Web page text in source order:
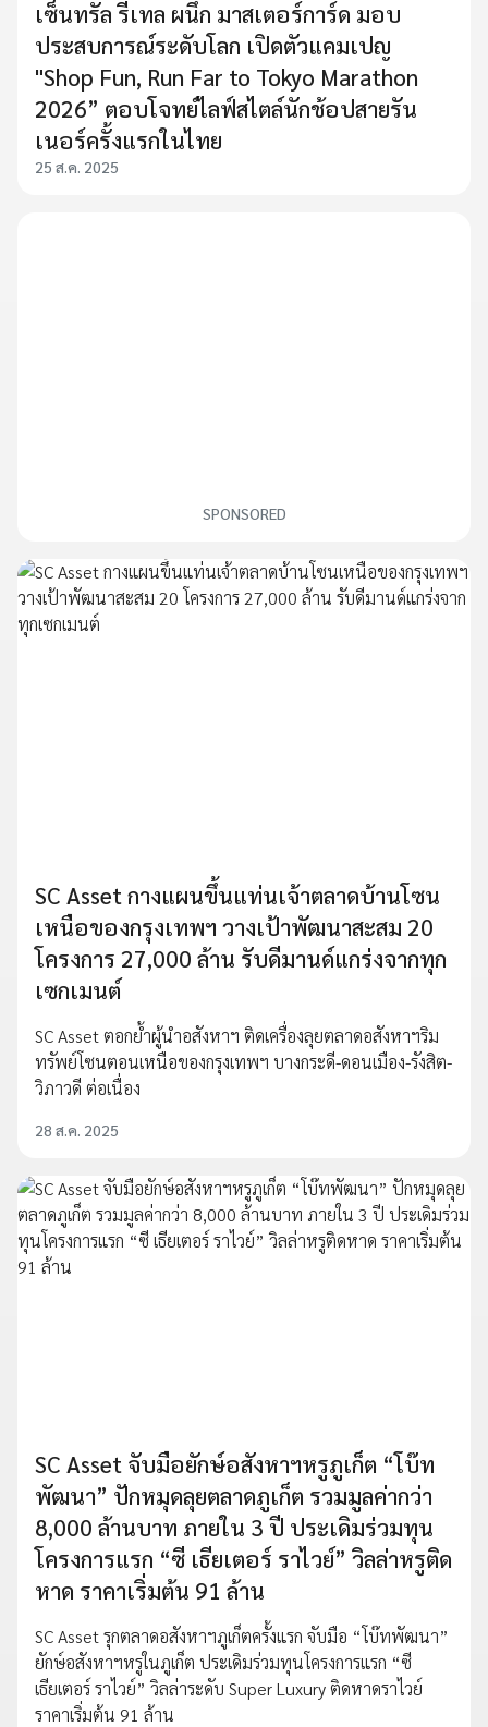
เซ็นทรัล รีเทล ผนึก มาสเตอร์การ์ด มอบ
ประสบการณ์ระดับโลก เปิดตัวแคมเปญ
"Shop Fun, Run Far to Tokyo Marathon
2026” ตอบโจทย์ไลฟ์สไตล์นักช้อปสายรัน
เนอร์ครั้งแรกในไทย
25 ส.ค. 2025
SPONSORED
SC Asset กางแผนขึ้นแท่นเจ้าตลาดบ้านโซน
เหนือของกรุงเทพฯ วางเป้าพัฒนาสะสม 20
โครงการ 27,000 ล้าน รับดีมานด์แกร่งจากทุก
เซกเมนต์
SC Asset ตอกย้ำผู้นำอสังหาฯ ติดเครื่องลุยตลาดอสังหาฯริม
ทรัพย์โซนตอนเหนือของกรุงเทพฯ บางกระดี-ดอนเมือง-รังสิต-
วิภาวดี ต่อเนื่อง
28 ส.ค. 2025
SC Asset จับมือยักษ์อสังหาฯหรูภูเก็ต “โบ๊ท
พัฒนา” ปักหมุดลุยตลาดภูเก็ต รวมมูลค่ากว่า
8,000 ล้านบาท ภายใน 3 ปี ประเดิมร่วมทุน
โครงการแรก “ซี เธียเตอร์ ราไวย์” วิลล่าหรูติด
หาด ราคาเริ่มต้น 91 ล้าน
SC Asset รุกตลาดอสังหาฯภูเก็ตครั้งแรก จับมือ “โบ๊ทพัฒนา”
ยักษ์อสังหาฯหรูในภูเก็ต ประเดิมร่วมทุนโครงการแรก “ซี
เธียเตอร์ ราไวย์” วิลล่าระดับ Super Luxury ติดหาดราไวย์
ราคาเริ่มต้น 91 ล้าน